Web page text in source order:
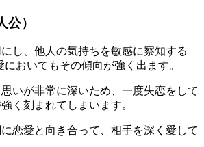
）
し、他人の気持ちを敏感に察知する
おいてもその傾向が強く出ます。
いが非常に深いため、一度失恋をして
く刻まれてしまいます。
恋愛と向き合って、相手を深く愛して